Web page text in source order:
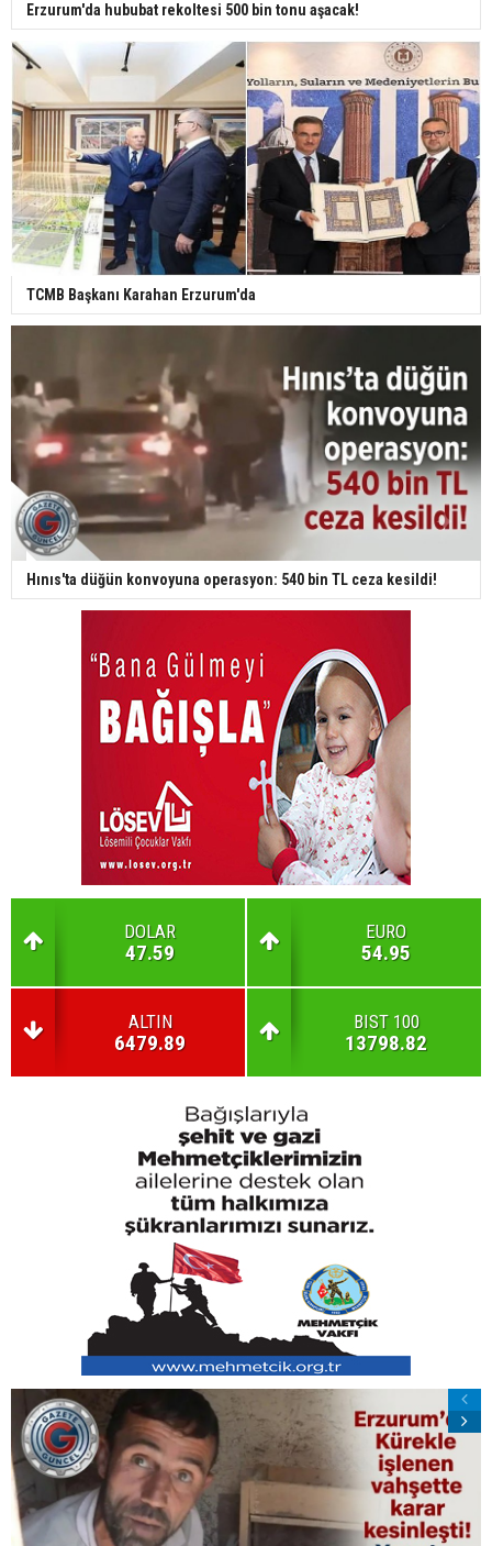
Erzurum'da hububat rekoltesi 500 bin tonu aşacak!
TCMB Başkanı Karahan Erzurum'da
Hınıs'ta düğün konvoyuna operasyon: 540 bin TL ceza kesildi!
DOLAR
47.59
EURO
54.95
ALTIN
6479.89
BIST 100
13798.82